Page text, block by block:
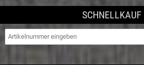
SCHNELLKAUF